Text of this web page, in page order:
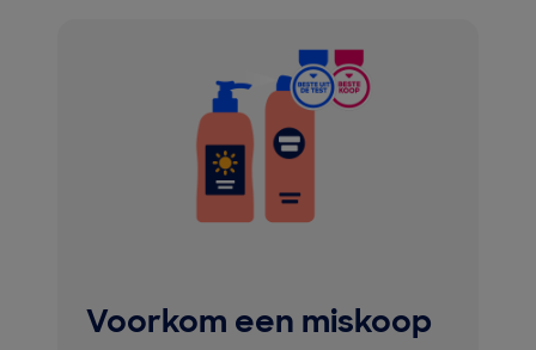
Voorkom een miskoop